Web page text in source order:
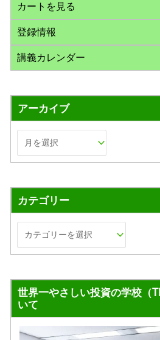
カートを見る
登録情報
講義カレンダー
アーカイブ
カテゴリー
世界一やさしい投資の学校（
いて